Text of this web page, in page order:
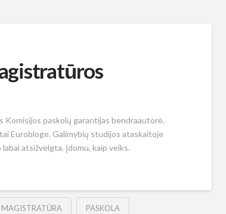
Komisijos paskolų garantijas bendraautorė.
Eurobloge. Galimybių studijos ataskaitoje
atsižvelgta. Įdomu, kaip veiks.
MAGISTRATŪRA PASKOLA